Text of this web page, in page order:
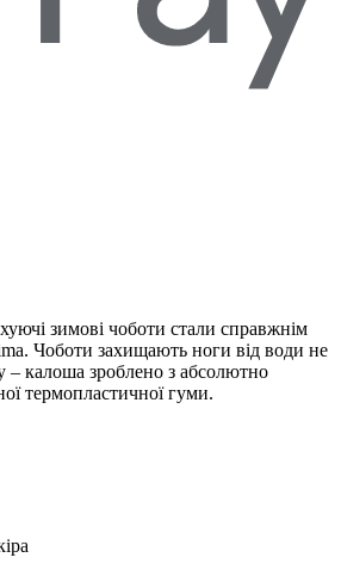
зимові чоботи стали справжнім
Чоботи захищають ноги від води не
– калоша зроблено з абсолютно
термопластичної гуми.